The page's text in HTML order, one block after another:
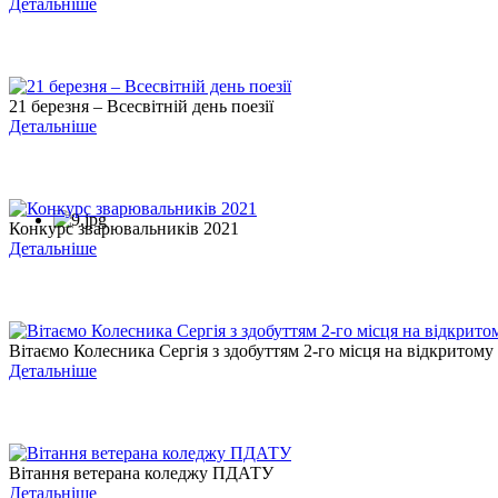
Детальніше
21 березня – Всесвітній день поезії
Детальніше
Конкурс зварювальників 2021
Детальніше
Вітаємо Колесника Сергія з здобуттям 2-го місця на відкритому
Детальніше
Вітання ветерана коледжу ПДАТУ
Детальніше